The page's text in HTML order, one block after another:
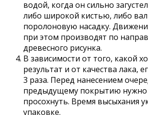
водой, когда он сильно
либо широкой кистью, либо
поролоновую насадку.
при этом производят по
древесного рисунка.
В зависимости от того, какой
результат и от качества лака,
3 раза. Перед нанесением
предыдущему покрытию нужно
просохнуть. Время высыхания
упаковке.